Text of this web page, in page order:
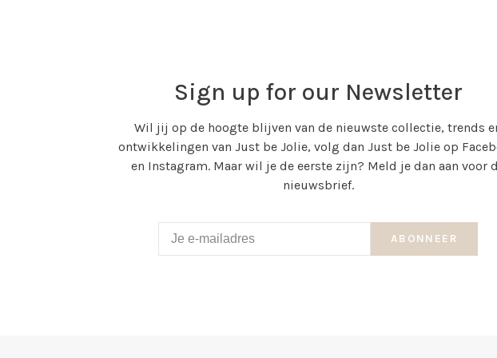
Sign up for our Newsletter
Wil jij op de hoogte blijven van de nieuwste collectie, trends
ontwikkelingen van Just be Jolie, volg dan Just be Jolie op
en Instagram. Maar wil je de eerste zijn? Meld je dan aan voor
nieuwsbrief.
ABONNEER